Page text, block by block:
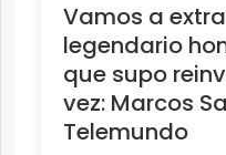
Vamos a
legendario
que supo
vez: Marcos
Telemundo